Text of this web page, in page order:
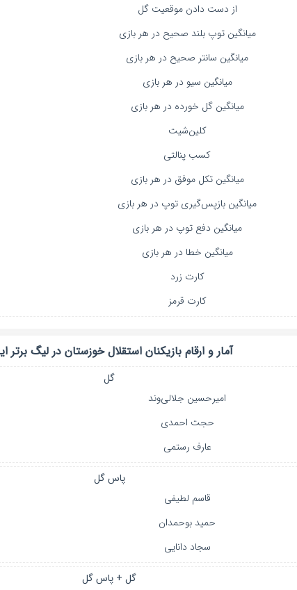
از دست دادن موقعیت گل
میانگین توپ بلند صحیح در هر بازی
میانگین سانتر صحیح در هر بازی
میانگین سیو در هر بازی
میانگین گل خورده در هر بازی
کلین‌شیت
کسب پنالتی
میانگین تکل موفق در هر بازی
میانگین بازپس‌گیری توپ در هر بازی
میانگین دفع توپ در هر بازی
میانگین خطا در هر بازی
کارت زرد
کارت قرمز
آمار و ارقام بازیکناناستقلال خوزستان درلیگ برتر
گل
امیرحسین جلالی‌وند
حجت احمدی
عارف رستمی
پاس گل
قاسم لطیفی
حمید بوحمدان
سجاد دانایی
گل + پاس گل